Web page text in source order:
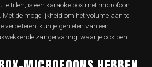
te tillen, is een karaoke box met microfoon
Met de mogelijkheid om het volume aan te
verbeteren, kun je genieten van een
zangervaring, waar je ook bent.